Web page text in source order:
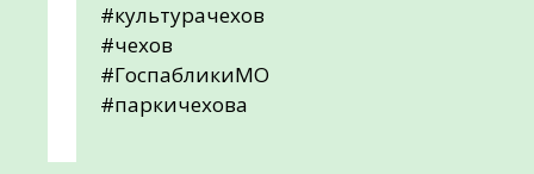
#культурачехов
#чехов
#ГоспабликиМО
#паркичехова